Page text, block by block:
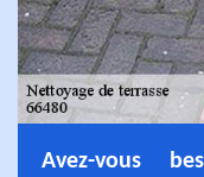
Avez-vous